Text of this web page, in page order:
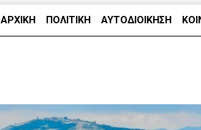
ΑΡΧΙΚΗ ΠΟΛΙΤΙΚΗ ΑΥΤΟΔΙΟΙΚΗΣΗ